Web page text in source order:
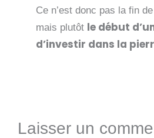
Ce n’est donc pas la fin
mais plutôt le début
d’investir dans la
Laisser un